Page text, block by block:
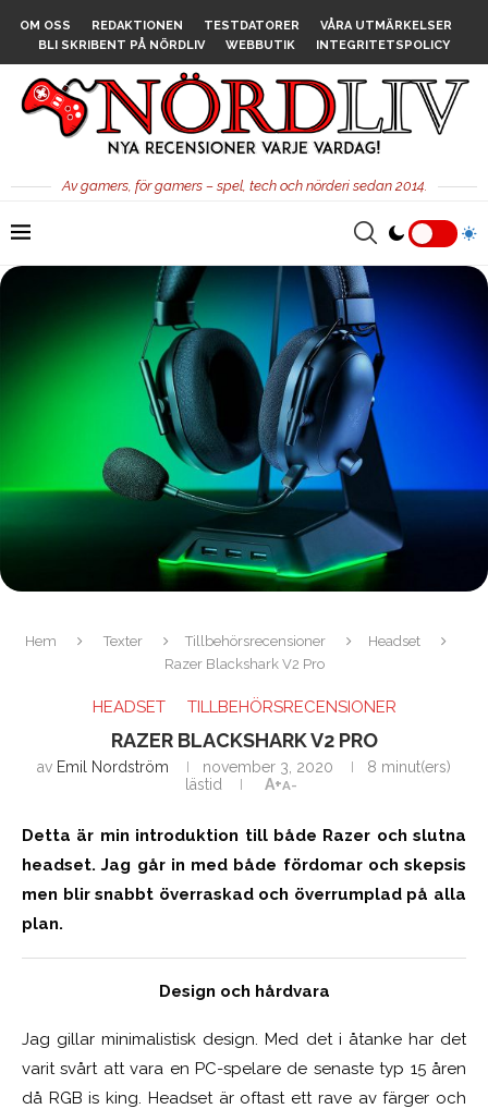
OM OSS REDAKTIONEN TESTDATORER
VÅRA UTMÄRKELSER
BLI SKRIBENT PÅ NÖRDLIV
WEBBUTIK INTEGRITETSPOLICY
Av gamers, för gamers – spel, tech och nörderi sedan 2014.
Hem Texter Tillbehörsrecensioner
Headset
Razer Blackshark V2 Pro
HEADSET TILLBEHÖRSRECENSIONER
RAZER BLACKSHARK V2 PRO
av Emil Nordström november 3, 2020
8 minut(ers)
lästid
A+A-
Detta är min introduktion till både Razer och slutna
headset. Jag går in med både fördomar och skepsis
men blir snabbt överraskad och överrumplad på alla
plan.
Design och hårdvara
Jag gillar minimalistisk design. Med det i åtanke har det
varit svårt att vara en PC-spelare de senaste typ 15 åren
då RGB is king. Headset är oftast ett rave av färger och